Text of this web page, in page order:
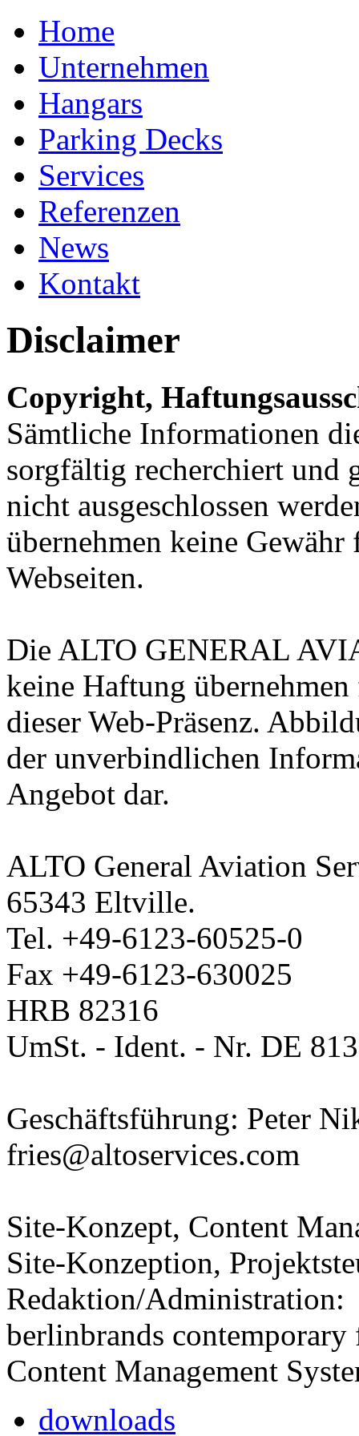
Home
Unternehmen
Hangars
Parking Decks
Services
Referenzen
News
Kontakt
Disclaimer
Copyright,
Sämtliche Informationen
sorgfältig recherchiert und
nicht ausgeschlossen
übernehmen keine
Webseiten.
Die ALTO GENERAL
keine Haftung
dieser Web-Präsenz.
der unverbindlichen
Angebot dar.
ALTO General Aviation
65343 Eltville.
Tel. +49-6123-60525-0
Fax +49-6123-630025
HRB 82316
UmSt. - Ident. - Nr. DE
Geschäftsführung: Peter
fries@altoservices.com
Site-Konzept, Content
Site-Konzeption,
Redaktion/Administration:
berlinbrands
Content Management
downloads